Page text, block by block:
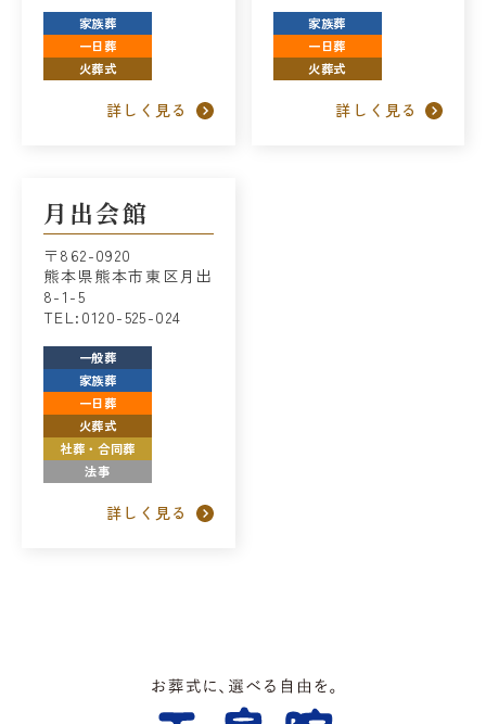
家族葬
一日葬
火葬式
詳しく見る
家族葬
一日葬
火葬式
詳しく見る
月出会館
〒862-0920
熊本県熊本市東区月出
8-1-5
TEL:0120-525-024
一般葬
家族葬
一日葬
火葬式
社葬・合同葬
法事
詳しく見る